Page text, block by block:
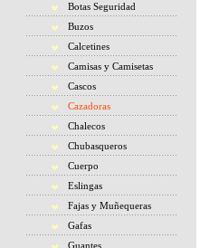
Botas Seguridad
Buzos
Calcetines
Camisas y Camisetas
Cascos
Cazadoras
Chalecos
Chubasqueros
Cuerpo
Eslingas
Fajas y Muñequeras
Gafas
Guantes